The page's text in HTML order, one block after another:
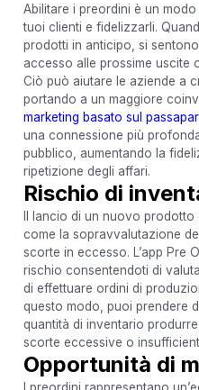
Abilitare i preordini è un
tuoi clienti e fidelizzarli.
prodotti in anticipo, si
accesso alle prossime uscite
Ciò può aiutare le aziende a
portando a un maggiore
marketing basato sul
una connessione più
pubblico, aumentando la
ripetizione degli affari.
Rischio di
Il lancio di un nuovo
come la sopravvalutazione
scorte in eccesso. L’app Pre
rischio consentendoti di
di effettuare ordini di
questo modo, puoi prendere
quantità di inventario
scorte eccessive o
Opportunità di